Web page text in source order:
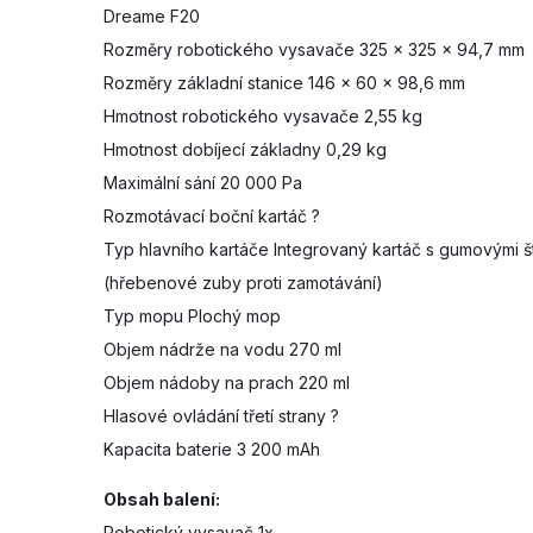
Dreame F20
Rozměry robotického vysavače 325 x 325 x 94,7 mm
Rozměry základní stanice 146 x 60 x 98,6 mm
Hmotnost robotického vysavače 2,55 kg
Hmotnost dobíjecí základny 0,29 kg
Maximální sání 20 000 Pa
Rozmotávací boční kartáč ?
Typ hlavního kartáče Integrovaný kartáč s gumovými
(hřebenové zuby proti zamotávání)
Typ mopu Plochý mop
Objem nádrže na vodu 270 ml
Objem nádoby na prach 220 ml
Hlasové ovládání třetí strany ?
Kapacita baterie 3 200 mAh
Obsah balení: